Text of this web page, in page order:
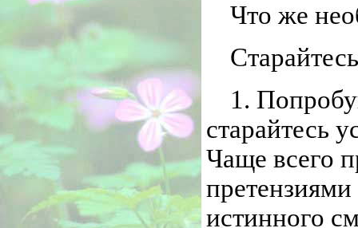
Что же
1.
старайтесь
Чаще всего
истинного